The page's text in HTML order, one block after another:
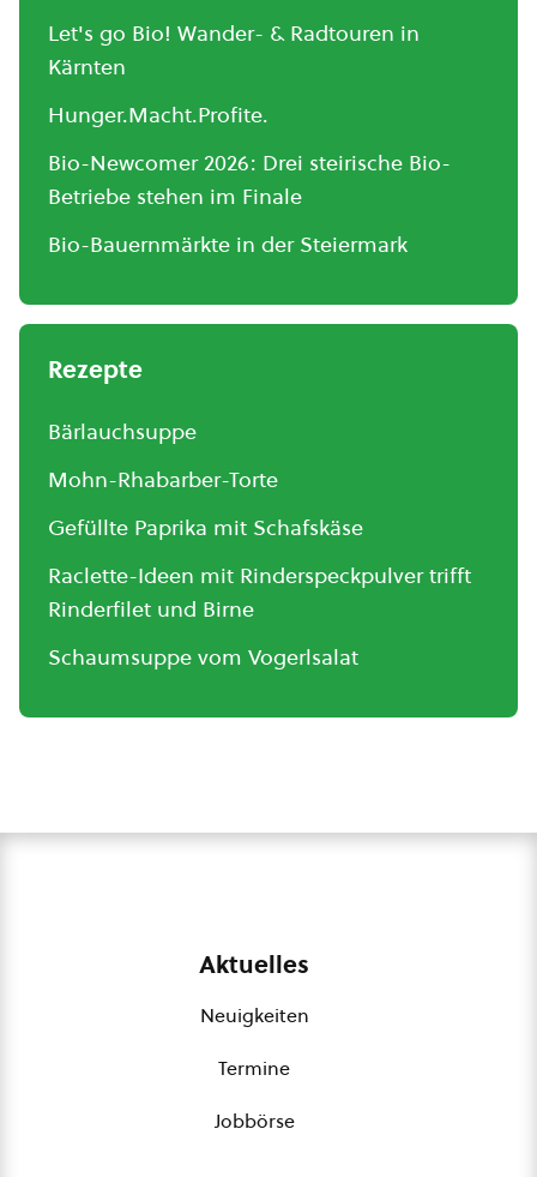
Let's go Bio! Wander- & Radtouren in
Kärnten
Hunger.Macht.Profite.
Bio-Newcomer 2026: Drei steirische Bio-
Betriebe stehen im Finale
Bio-Bauernmärkte in der Steiermark
Rezepte
Bärlauchsuppe
Mohn-Rhabarber-Torte
Gefüllte Paprika mit Schafskäse
Raclette-Ideen mit Rinderspeckpulver trifft
Rinderfilet und Birne
Schaumsuppe vom Vogerlsalat
Aktuelles
Neuigkeiten
Termine
Jobbörse